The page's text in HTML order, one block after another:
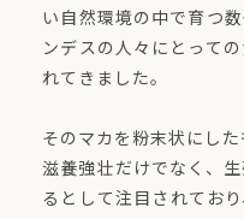
い自然環境の中で育つ
ンデスの人々にとって
れてきました。
そのマカを粉末状にした
滋養強壮だけでなく、
るとして注目されてお